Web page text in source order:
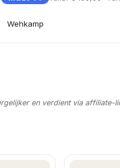
Wehkamp
en verdient via